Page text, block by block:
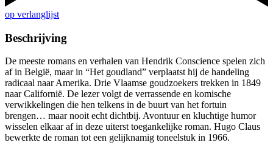
op verlanglijst
Beschrijving
De meeste romans en verhalen van Hendrik Conscience spelen zich
af in België, maar in “Het goudland” verplaatst hij de handeling
radicaal naar Amerika. Drie Vlaamse goudzoekers trekken in 1849
naar Californië. De lezer volgt de verrassende en komische
verwikkelingen die hen telkens in de buurt van het fortuin
brengen… maar nooit echt dichtbij. Avontuur en kluchtige humor
wisselen elkaar af in deze uiterst toegankelijke roman. Hugo Claus
bewerkte de roman tot een gelijknamig toneelstuk in 1966.